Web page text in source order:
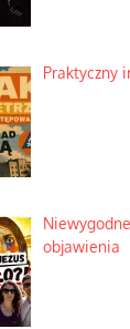
Praktyczny
objawienia